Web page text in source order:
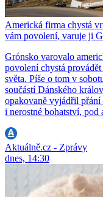
Americká firma chystá
vám povolení, varuje ji
Grónsko varovalo
povolení chystá
světa. Píše o tom v
součástí Dánského
opakovaně vyjádřil přání
i nerostné bohatství,
Aktuálně.cz - Zprávy
dnes, 14:30